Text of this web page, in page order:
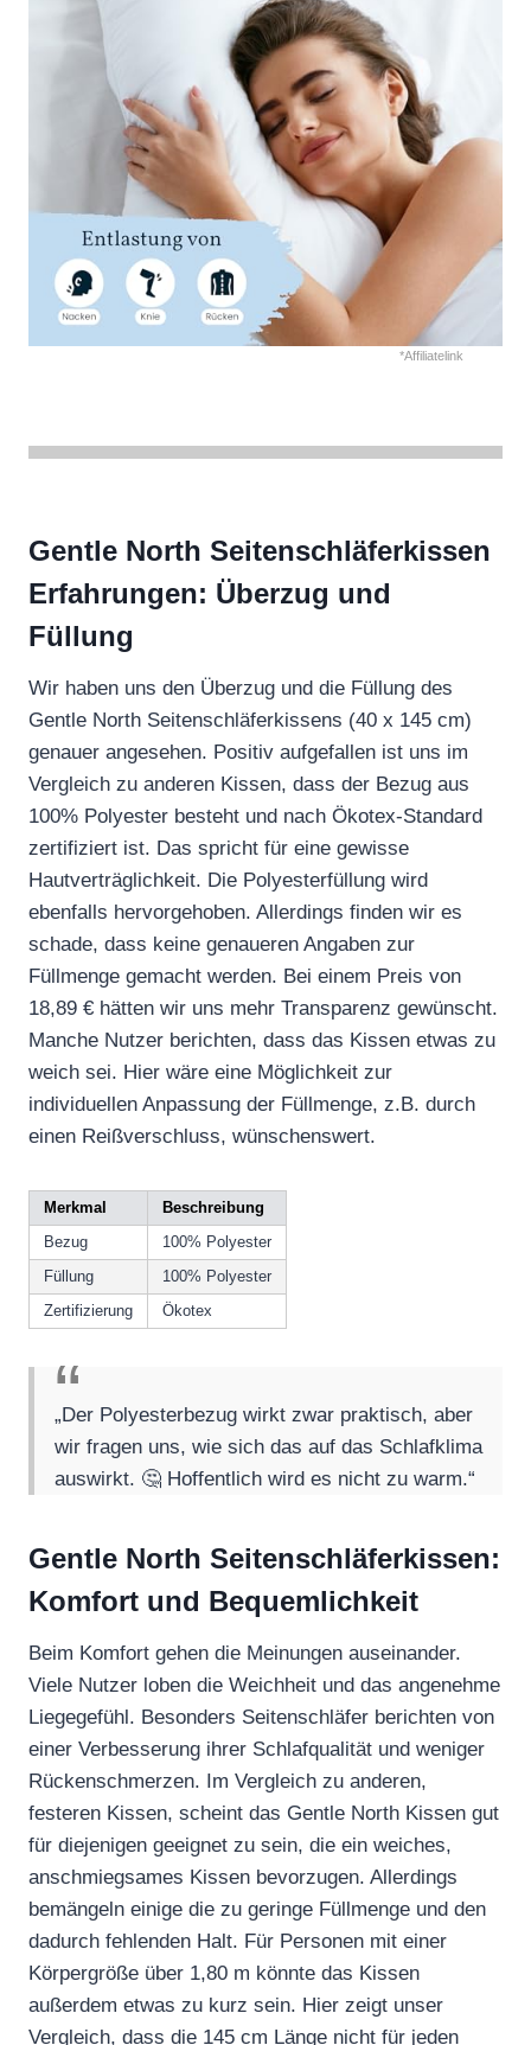
*Affiliatelink
Gentle North Seitenschläferkissen
Erfahrungen: Überzug und
Füllung
Wir haben uns den Überzug und die Füllung des
Gentle North Seitenschläferkissens (40 x 145 cm)
genauer angesehen. Positiv aufgefallen ist uns im
Vergleich zu anderen Kissen, dass der Bezug aus
100% Polyester besteht und nach Ökotex-Standard
zertifiziert ist. Das spricht für eine gewisse
Hautverträglichkeit. Die Polyesterfüllung wird
ebenfalls hervorgehoben. Allerdings finden wir es
schade, dass keine genaueren Angaben zur
Füllmenge gemacht werden. Bei einem Preis von
18,89 € hätten wir uns mehr Transparenz gewünscht.
Manche Nutzer berichten, dass das Kissen etwas zu
weich sei. Hier wäre eine Möglichkeit zur
individuellen Anpassung der Füllmenge, z.B. durch
einen Reißverschluss, wünschenswert.
Merkmal
Beschreibung
Bezug
100% Polyester
Füllung
100% Polyester
Zertifizierung
Ökotex
„Der Polyesterbezug wirkt zwar praktisch, aber
wir fragen uns, wie sich das auf das Schlafklima
auswirkt. 🤔 Hoffentlich wird es nicht zu warm.“
Gentle North Seitenschläferkissen:
Komfort und Bequemlichkeit
Beim Komfort gehen die Meinungen auseinander.
Viele Nutzer loben die Weichheit und das angenehme
Liegegefühl. Besonders Seitenschläfer berichten von
einer Verbesserung ihrer Schlafqualität und weniger
Rückenschmerzen. Im Vergleich zu anderen,
festeren Kissen, scheint das Gentle North Kissen gut
für diejenigen geeignet zu sein, die ein weiches,
anschmiegsames Kissen bevorzugen. Allerdings
bemängeln einige die zu geringe Füllmenge und den
dadurch fehlenden Halt. Für Personen mit einer
Körpergröße über 1,80 m könnte das Kissen
außerdem etwas zu kurz sein. Hier zeigt unser
Vergleich, dass die 145 cm Länge nicht für jeden